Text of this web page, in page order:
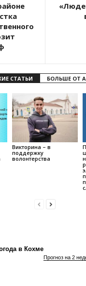
СТАТЬИ БОЛЬШЕ ОТ
Викторина – в
поддержку
волонтерства
в Кохме
Прогноз на 2